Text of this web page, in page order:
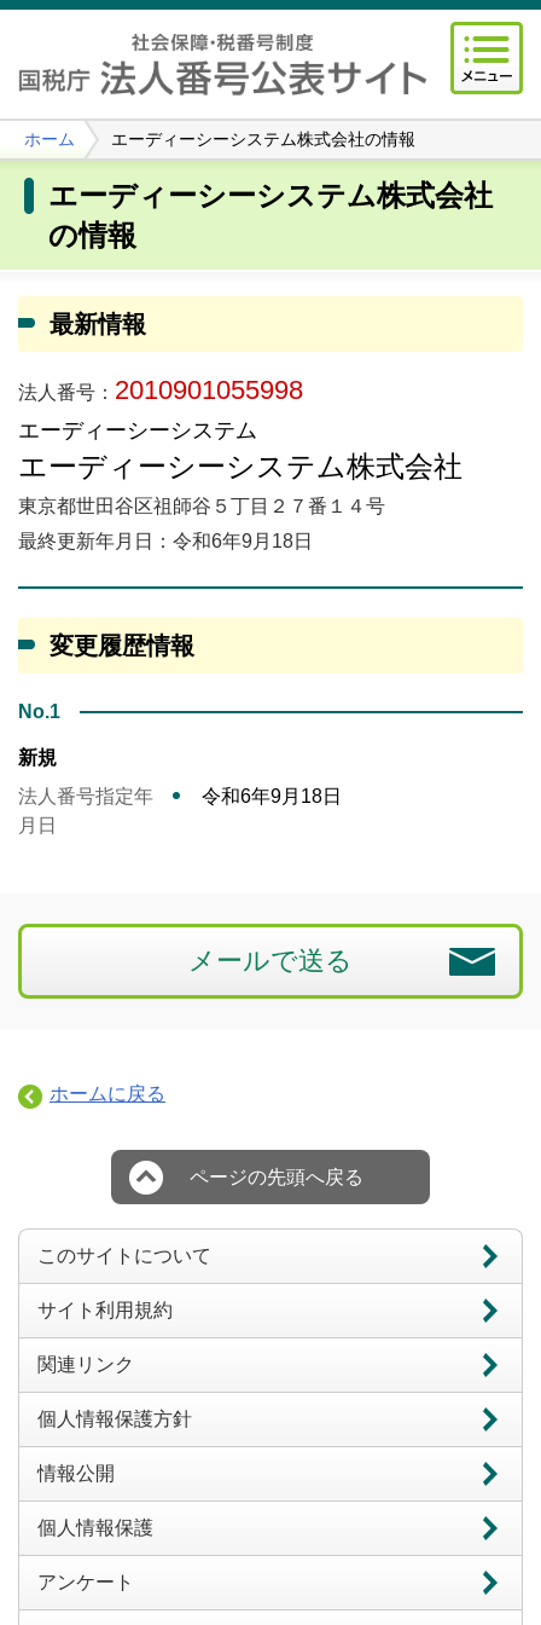
ホーム エーディーシーシステム株式会社の情報
エーディーシーシステム株式会社
の情報
最新情報
法人番号： 2010901055998
エーディーシーシステム
エーディーシーシステム株式会社
東京都世田谷区祖師谷５丁目２７番１４号
最終更新年月日：令和6年9月18日
変更履歴情報
No.1
新規
法人番号指定年
月日
令和6年9月18日
メールで送る
ホームに戻る
ページの先頭へ戻る
このサイトについて
サイト利用規約
関連リンク
個人情報保護方針
情報公開
個人情報保護
アンケート